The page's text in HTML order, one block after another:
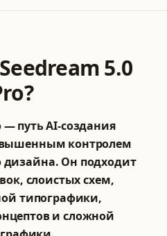
5.0
— путь AI-создания
контролем
дизайна. Он подходит
слоистых схем,
типографики,
и сложной